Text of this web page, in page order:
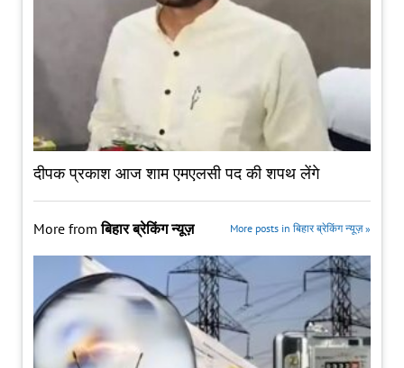
दीपक प्रकाश आज शाम एमएलसी पद की शपथ लेंगे
More fromबिहार ब्रेकिंग न्यूज़ More posts in बिहार ब्रेकिंग न्यूज़ »